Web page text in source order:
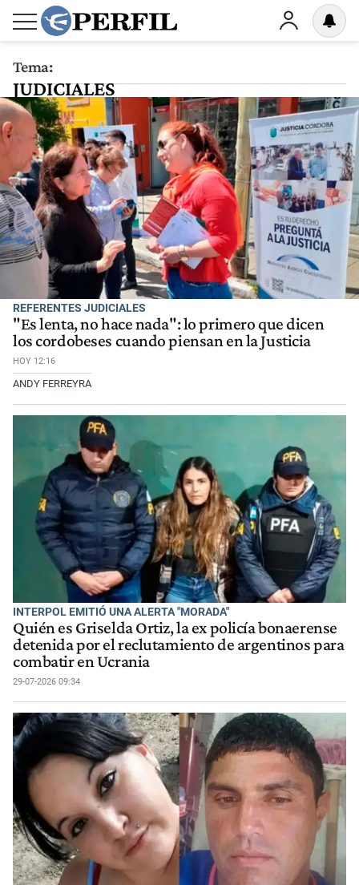
Tema:
JUDICIALES
REFERENTES JUDICIALES
"Es lenta, no hace nada": lo primero que dicen
los cordobeses cuando piensan en la Justicia
HOY 12:16
ANDY FERREYRA
INTERPOL EMITIÓ UNA ALERTA "MORADA"
Quién es Griselda Ortiz, la ex policía bonaerense
detenida por el reclutamiento de argentinos para
combatir en Ucrania
29-07-2026 09:34